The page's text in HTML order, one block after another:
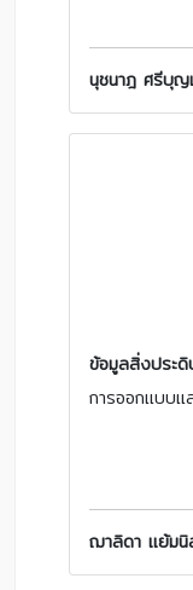
นุชนาฎ ศรีบุญ
ข้อมูลสิ่งประ
การออกแบบแ
ฌาลิดา แย้ม